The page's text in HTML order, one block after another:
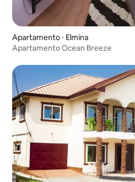
Apartamento ⋅ Elmina
Apartamento Ocean Breeze